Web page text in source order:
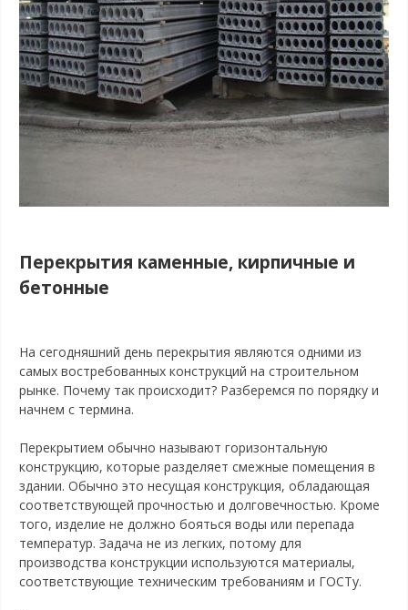
Перекрытия каменные, кирпичные и
бетонные
На сегодняшний день перекрытия являются одними из
самых востребованных конструкций на строительном
рынке. Почему так происходит? Разберемся по порядку и
начнем с термина.
Перекрытием обычно называют горизонтальную
конструкцию, которые разделяет смежные помещения в
здании. Обычно это несущая конструкция, обладающая
соответствующей прочностью и долговечностью. Кроме
того, изделие не должно бояться воды или перепада
температур. Задача не из легких, потому для
производства конструкции используются материалы,
соответствующие техническим требованиям и ГОСТу.